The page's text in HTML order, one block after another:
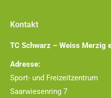
Kontakt
TC Schwarz – Weiss Merzig
Adresse:
Sport- und Freizeitzentrum
Saarwiesenring 7